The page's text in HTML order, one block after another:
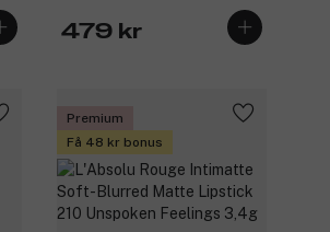
479 kr
Premium
Få 48 kr bonus